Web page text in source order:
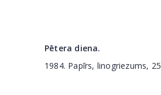
Pētera diena.
1984. Papīrs, linogriezums,